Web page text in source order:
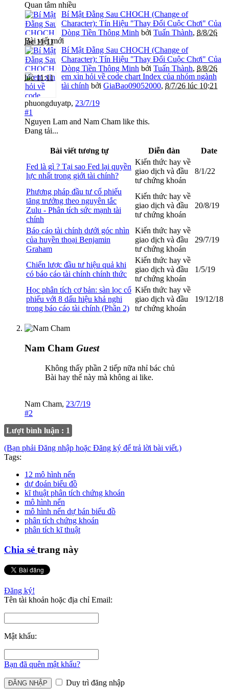
Quan tâm nhiều
Bí Mật Đằng Sau CHOCH (Change of
Character): Tín Hiệu "Thay Đổi Cuộc Chơi" Của
Dòng Tiền Thông Minh bởi Tuấn Thành, 8/8/26
lúc 11:11
Bài viết mới
Bí Mật Đằng Sau CHOCH (Change of
Character): Tín Hiệu "Thay Đổi Cuộc Chơi" Của
Dòng Tiền Thông Minh bởi Tuấn Thành, 8/8/26
lúc 11:11
em xin hỏi về code chart Index của nhóm ngành
tài chính bởi GiaBao09052000, 8/7/26 lúc 10:21
phuongduyatp, 23/7/19
#1
Nguyen Lam and Nam Cham like this.
Đang tải...
Bài viết tương tự Diễn đàn
Date
Fed là gì ? Tại sao Fed lại quyền
lực nhất trong giới tài chính?
Kiến thức hay về
giao dịch và đầu
tư chứng khoán
8/1/22
Phương pháp đầu tư cổ phiếu
tăng trưởng theo nguyên tắc
Zulu - Phân tích sức mạnh tài
chính
Kiến thức hay về
giao dịch và đầu
tư chứng khoán
20/8/19
Báo cáo tài chính dưới góc nhìn
của huyền thoại Benjamin
Graham
Kiến thức hay về
giao dịch và đầu
tư chứng khoán
29/7/19
Chiến lược đầu tư hiệu quả khi
có báo cáo tài chính chính thức
Kiến thức hay về
giao dịch và đầu
tư chứng khoán
1/5/19
Học phân tích cơ bản: sàn lọc cổ
phiếu với 8 dấu hiệu khả nghi
trong báo cáo tài chính (Phần 2)
Kiến thức hay về
giao dịch và đầu
tư chứng khoán
19/12/18
Nam Cham Guest
Không thấy phần 2 tiếp nữa nhỉ bác chủ
Bài hay thế này mà không ai like.
Nam Cham, 23/7/19
#2
Lượt bình luận : 1
(Bạn phải Đăng nhập hoặc Đăng ký để trả lời bài viết.)
Tags:
12 mô hình nến
dự đoán biểu đồ
kĩ thuật phân tích chứng khoán
mô hình nến
mô hình nến dự bán biểu đồ
phân tích chứng khoán
phân tích kĩ thuật
Chia sẻ trang này
Đăng ký!
Tên tài khoản hoặc địa chỉ Email:
Mật khẩu:
Bạn đã quên mật khẩu?
Duy trì đăng nhập